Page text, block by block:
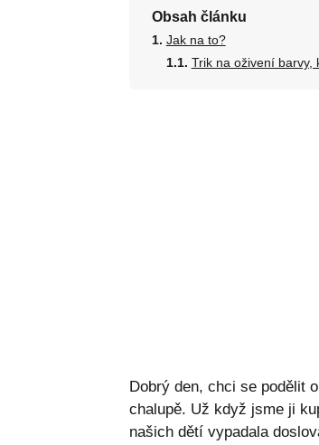
Obsah článku
Jak na to?
Trik na oživení barvy,
Dobrý den, chci se podělit
chalupě. Už když jsme ji
našich dětí vypadala